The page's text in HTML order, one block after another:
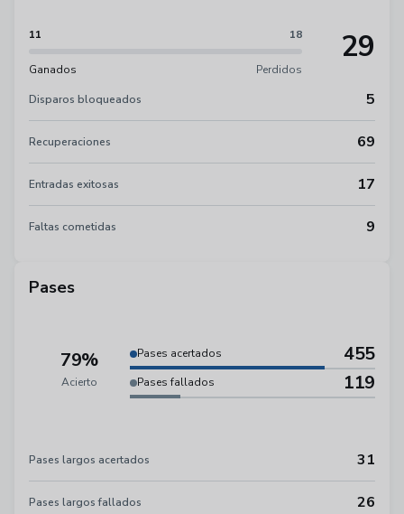
11 18
Ganados Perdidos
29
Disparos bloqueados 5
Recuperaciones 69
Entradas exitosas 17
Faltas cometidas 9
Pases
79%
Acierto
Pases acertados 455
Pases fallados 119
Pases largos acertados 31
Pases largos fallados 26